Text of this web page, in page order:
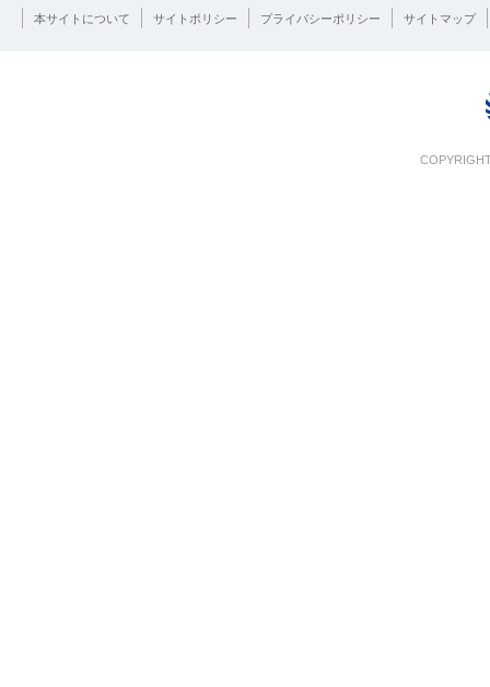
本サイトについて サイトポリシー プライバシーポリシー サイトマップ